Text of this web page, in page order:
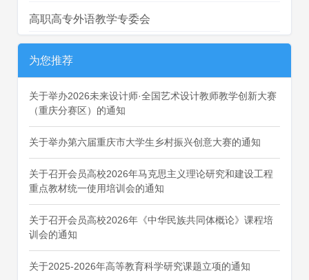
高职高专外语教学专委会
为您推荐
关于举办2026未来设计师·全国艺术设计教师教学创新大赛
（重庆分赛区）的通知
关于举办第六届重庆市大学生乡村振兴创意大赛的通知
关于召开会员高校2026年马克思主义理论研究和建设工程
重点教材统一使用培训会的通知
关于召开会员高校2026年《中华民族共同体概论》课程培
训会的通知
关于2025-2026年高等教育科学研究课题立项的通知